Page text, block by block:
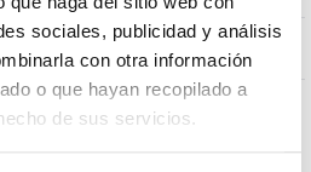
sociales, publicidad y análisis
con otra información
o que hayan recopilado a
de sus servicios.
NO